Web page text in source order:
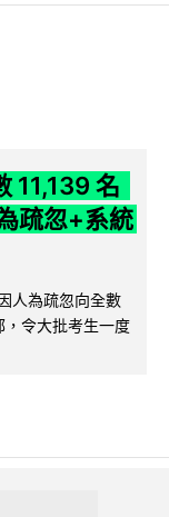
11,139 名
疏忽+系統
人為疏忽向全數
令大批考生一度